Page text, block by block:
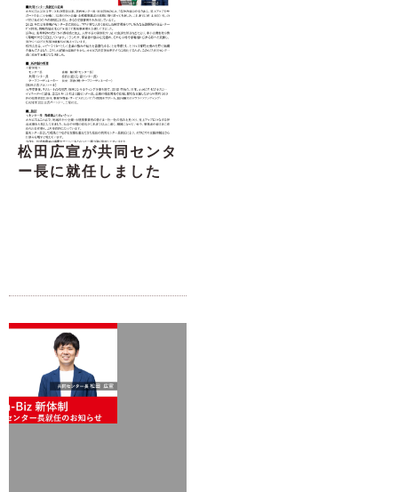
松田広宣が共同センタ
ー長に就任しました